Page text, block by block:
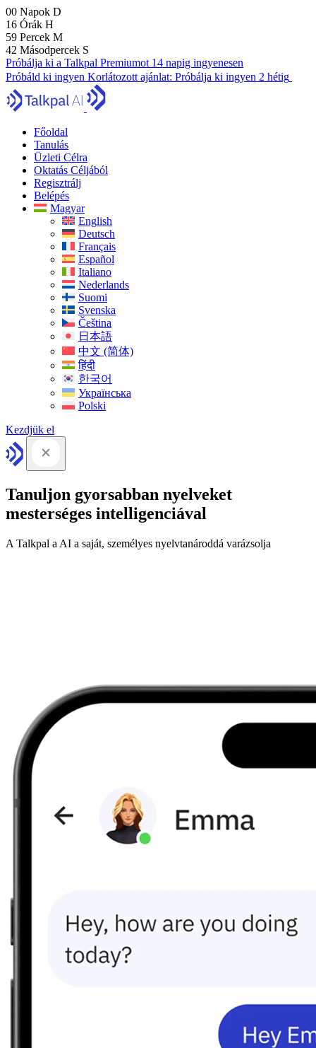
00 Napok D
16 Órák H
59 Percek M
41 Másodpercek S
Próbálja ki a Talkpal Premiumot 14 napig ingyenesen
Próbáld ki ingyen Korlátozott ajánlat: Próbálja ki ingyen 2 hétig
Főoldal
Tanulás
Üzleti Célra
Oktatás Céljából
Regisztrálj
Belépés
Magyar
English
Deutsch
Français
Español
Italiano
Nederlands
Suomi
Svenska
Čeština
日本語
中文 (简体)
हिंदी
한국어
Українська
Polski
Kezdjük el
Tanuljon gyorsabban nyelveket
mesterséges intelligenciával
A Talkpal a AI a saját, személyes nyelvtanároddá varázsolja